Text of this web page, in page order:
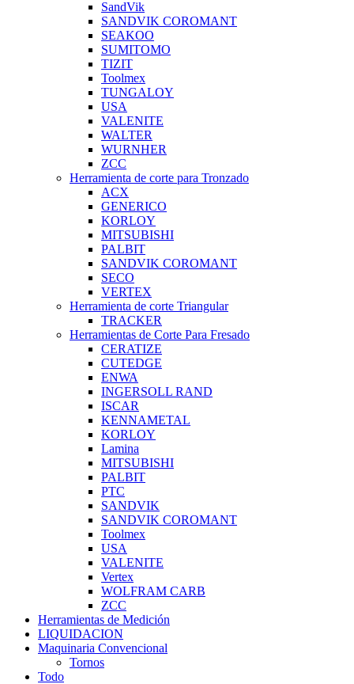
SandVik
SANDVIK COROMANT
SEAKOO
SUMITOMO
TIZIT
Toolmex
TUNGALOY
USA
VALENITE
WALTER
WURNHER
ZCC
Herramienta de corte para Tronzado
ACX
GENERICO
KORLOY
MITSUBISHI
PALBIT
SANDVIK COROMANT
SECO
VERTEX
Herramienta de corte Triangular
TRACKER
Herramientas de Corte Para Fresado
CERATIZE
CUTEDGE
ENWA
INGERSOLL RAND
ISCAR
KENNAMETAL
KORLOY
Lamina
MITSUBISHI
PALBIT
PTC
SANDVIK
SANDVIK COROMANT
Toolmex
USA
VALENITE
Vertex
WOLFRAM CARB
ZCC
Herramientas de Medición
LIQUIDACION
Maquinaria Convencional
Tornos
Todo